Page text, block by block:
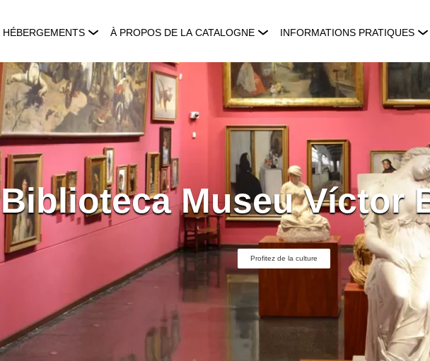
HÉBERGEMENTS À PROPOS DE LA CATALOGNE INFORMATIONS PRATIQUES
Biblioteca Museu Víctor
Profitez de la culture